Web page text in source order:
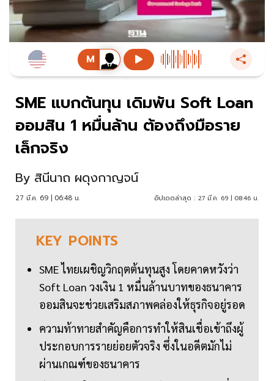
SME แบกต้นทุน เดิมพัน Soft Loan
ออมสิน 1 หมื่นล้าน ต้องถึงมือราย
เล็กจริง
By สินีนาถ ผดุงกาญจน์
27 มี.ค. 69 | 06:48 น. อัปเดตล่าสุด : 27 มี.ค. 69 | 08:46 น.
KEY POINTS
SME ไทยเผชิญวิกฤตต้นทุนสูง โดยคาดหวังว่า
Soft Loan วงเงิน 1 หมื่นล้านบาทของธนาคาร
ออมสินจะช่วยเสริมสภาพคล่องให้ธุรกิจอยู่รอด
ความท้าทายสำคัญคือการทำให้สินเชื่อเข้าถึงผู้
ประกอบการรายย่อยตัวจริง ซึ่งในอดีตมักไม่
ผ่านเกณฑ์ของธนาคาร